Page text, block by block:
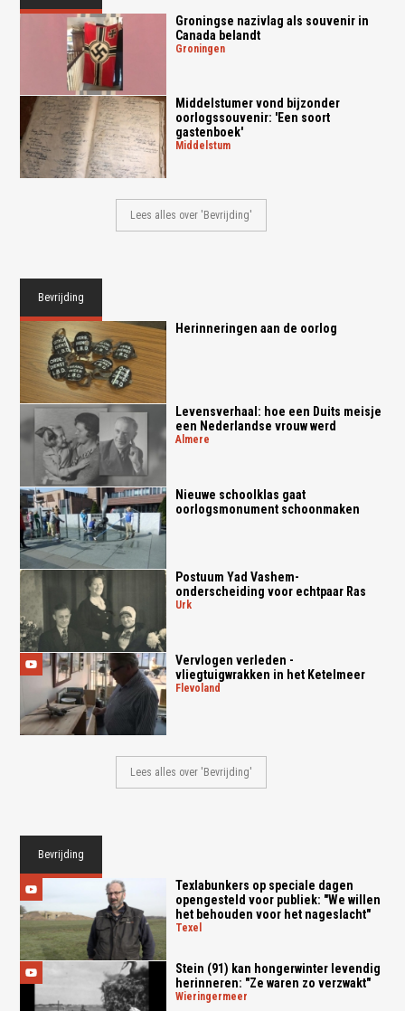
Groningse nazivlag als souvenir in
Canada belandt
groningen
Middelstumer vond bijzonder
oorlogssouvenir: 'Een soort
gastenboek'
middelstum
Lees alles over 'Bevrijding'
Bevrijding
Herinneringen aan de oorlog
Levensverhaal: hoe een Duits meisje
een Nederlandse vrouw werd
almere
Nieuwe schoolklas gaat
oorlogsmonument schoonmaken
Postuum Yad Vashem-
onderscheiding voor echtpaar Ras
urk
Vervlogen verleden -
vliegtuigwrakken in het Ketelmeer
flevoland
Lees alles over 'Bevrijding'
Bevrijding
Texlabunkers op speciale dagen
opengesteld voor publiek: "We willen
het behouden voor het nageslacht"
texel
Stein (91) kan hongerwinter levendig
herinneren: "Ze waren zo verzwakt"
wieringermeer